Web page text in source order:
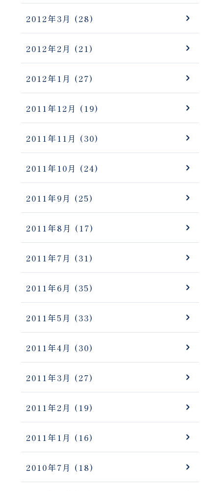
2012年3月 (28)
2012年2月 (21)
2012年1月 (27)
2011年12月 (19)
2011年11月 (30)
2011年10月 (24)
2011年9月 (25)
2011年8月 (17)
2011年7月 (31)
2011年6月 (35)
2011年5月 (33)
2011年4月 (30)
2011年3月 (27)
2011年2月 (19)
2011年1月 (16)
2010年7月 (18)